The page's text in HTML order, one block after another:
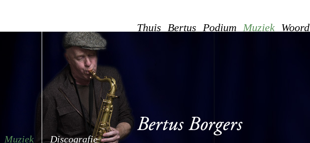
Thuis Bertus Podium Muziek Woord
Discografie
Muziek